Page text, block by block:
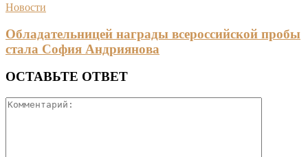
Новости
Обладательницей награды всероссийской пробы
стала София Андриянова
ОСТАВЬТЕ ОТВЕТ